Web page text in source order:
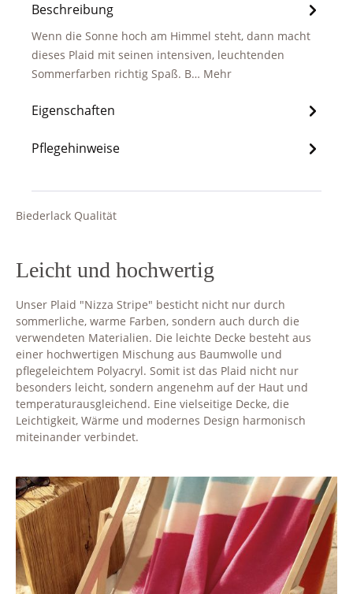
Beschreibung
Wenn die Sonne hoch am Himmel steht, dann macht
dieses Plaid mit seinen intensiven, leuchtenden
Sommerfarben richtig Spaß. B… Mehr
Eigenschaften
Pflegehinweise
Biederlack Qualität
Leicht und hochwertig
Unser Plaid "Nizza Stripe" besticht nicht nur durch
sommerliche, warme Farben, sondern auch durch die
verwendeten Materialien. Die leichte Decke besteht aus
einer hochwertigen Mischung aus Baumwolle und
pflegeleichtem Polyacryl. Somit ist das Plaid nicht nur
besonders leicht, sondern angenehm auf der Haut und
temperaturausgleichend. Eine vielseitige Decke, die
Leichtigkeit, Wärme und modernes Design harmonisch
miteinander verbindet.